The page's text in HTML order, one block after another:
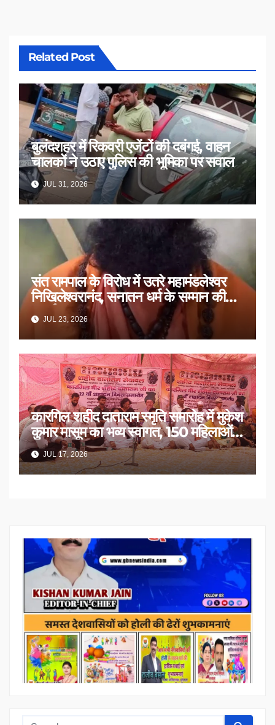
Related Post
बुलंदशहर में रिकवरी एजेंटों की दबंगई, वाहन
चालकों ने उठाए पुलिस की भूमिका पर सवाल
JUL 31, 2026
संत रामपाल के विरोध में उतरे महामंडलेश्वर
निखिलेश्वरानंद, सनातन धर्म के सम्मान की
उठाई मांग
JUL 23, 2026
कारगिल शहीद दाताराम स्मृति समारोह में मुकेश
कुमार मासूम का भव्य स्वागत, 150 महिलाओं
का सम्मान
JUL 17, 2026